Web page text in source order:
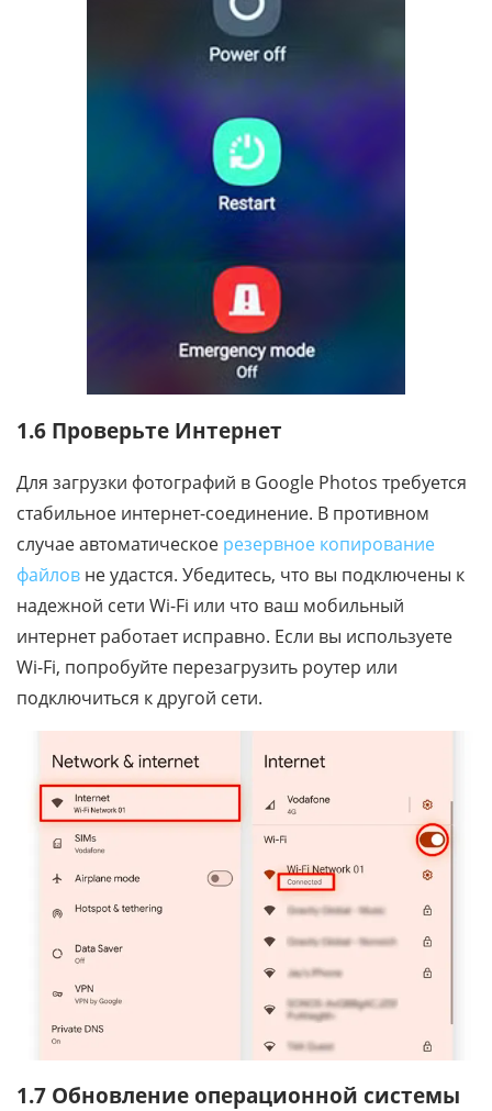
1.6 Проверьте Интернет
Для загрузки фотографий в Google Photos требуется
стабильное интернет-соединение. В противном
случае автоматическое резервное копирование
файлов не удастся. Убедитесь, что вы подключены к
надежной сети Wi-Fi или что ваш мобильный
интернет работает исправно. Если вы используете
Wi-Fi, попробуйте перезагрузить роутер или
подключиться к другой сети.
1.7 Обновление операционной системы